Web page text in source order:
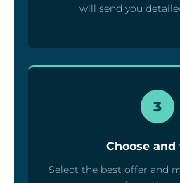
will send you
3
Choose
Select the best offer and